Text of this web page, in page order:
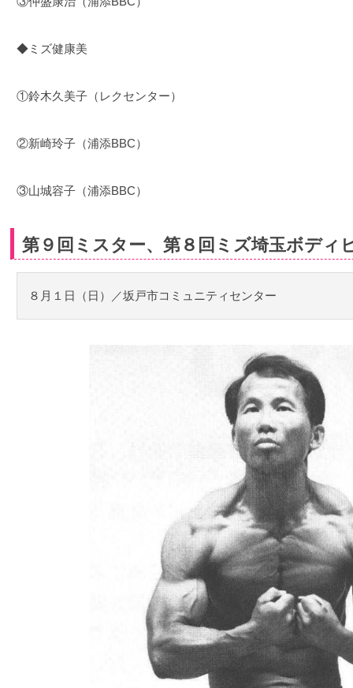
◆ミズ健康美
①鈴木久美子（レクセンター）
②新崎玲子（浦添BBC）
③山城容子（浦添BBC）
第９回ミスター、第８回ミズ埼玉ボディ
８月１日（日）／坂戸市コミュニティセンター